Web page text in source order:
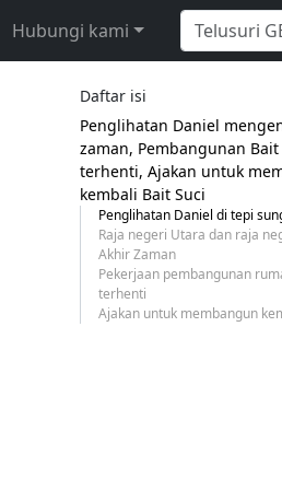
Hubungi kami
Daftar isi
Penglihatan Daniel
zaman, Pembangunan Bait
terhenti, Ajakan untuk
kembali Bait Suci
Penglihatan Daniel di tepi
Raja negeri Utara dan raja
Akhir Zaman
Pekerjaan pembangunan
terhenti
Ajakan untuk membangun